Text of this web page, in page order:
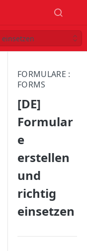
FORMULARE :
FORMS
[DE]
Formular
e
erstellen
und
richtig
einsetzen